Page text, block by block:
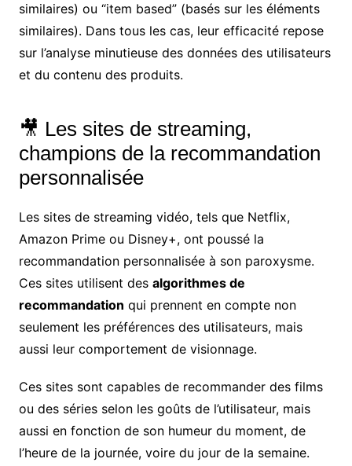
similaires) ou “item based” (basés sur les éléments
similaires). Dans tous les cas, leur efficacité repose
sur l’analyse minutieuse des données des utilisateurs
et du contenu des produits.
🎥 Les sites de streaming,
champions de la recommandation
personnalisée
Les sites de streaming vidéo, tels que Netflix,
Amazon Prime ou Disney+, ont poussé la
recommandation personnalisée à son paroxysme.
Ces sites utilisent des algorithmes de
recommandation qui prennent en compte non
seulement les préférences des utilisateurs, mais
aussi leur comportement de visionnage.
Ces sites sont capables de recommander des films
ou des séries selon les goûts de l’utilisateur, mais
aussi en fonction de son humeur du moment, de
l’heure de la journée, voire du jour de la semaine.